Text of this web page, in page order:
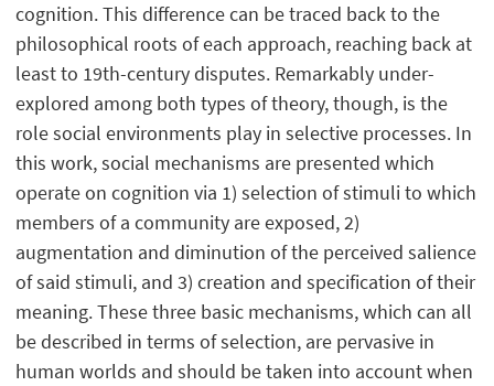
cognition. This difference can be traced back to the
philosophical roots of each approach, reaching back at
least to 19th-century disputes. Remarkably under-
explored among both types of theory, though, is the
role social environments play in selective processes. In
this work, social mechanisms are presented which
operate on cognition via 1) selection of stimuli to which
members of a community are exposed, 2)
augmentation and diminution of the perceived salience
of said stimuli, and 3) creation and specification of their
meaning. These three basic mechanisms, which can all
be described in terms of selection, are pervasive in
human worlds and should be taken into account when